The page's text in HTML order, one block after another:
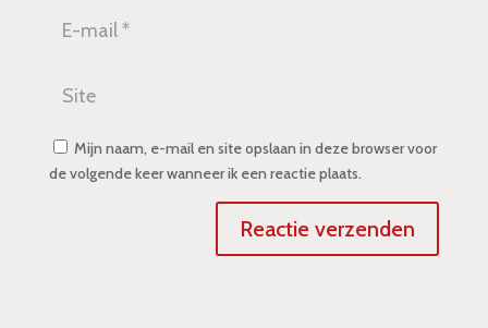
Mijn naam, e-mail en site opslaan in deze browser voor
de volgende keer wanneer ik een reactie plaats.